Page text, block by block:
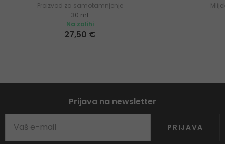
Proizvod za samotamnjenje
30 ml
Na zalihi
27,50 €
Prijava na newsletter
PRIJAVA